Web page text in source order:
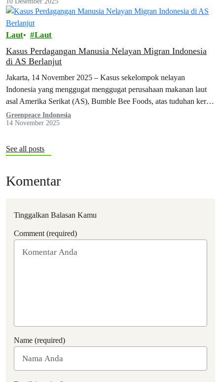
Laut Laut
Kasus Perdagangan Manusia Nelayan Migran Indonesia
di AS Berlanjut
Jakarta, 14 November 2025 – Kasus sekelompok nelayan
Indonesia yang menggugat menggugat perusahaan makanan laut
asal Amerika Serikat (AS), Bumble Bee Foods, atas tuduhan kerja
paksa akan berlanjut. Putusan ini…
Greenpeace Indonesia
14 November 2025
See all posts
Komentar
Tinggalkan Balasan Kamu
Comment (required)
Name (required)